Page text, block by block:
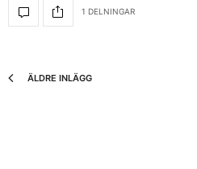
1 DELNINGAR
ÄLDRE INLÄGG